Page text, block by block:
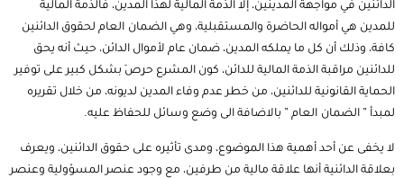
الدائنين في مواجهة المدينين، إلا الذمة المالية لهذا المدين، فالذمة المالية
للمدين هي أمواله الحاضرة والمستقبلية، وهي الضمان العام لحقوق الدائنين
كافة، وذلك أن كل ما يملكه المدين، ضمان عام لأموال الدائن، حيث أنه يحق
للدائنين مراقبة الذمة المالية للدائن، كون المشرع حرِصَ بشكل كبير على توفير
الحماية القانونية للدائنين، من خطر عدم وفاء المدين لديونه، من خلال تقريره
لمبدأ ” الضمان العام ” بالاضافة الى وضع وسائل للحفاظ عليه.
لا يخفى عن أحد أهمية هذا الموضوع، ومدى تأثيره على حقوق الدائنين، ويعرف
بعلاقة الدائنية أنها علاقة مالية من طرفين، مع وجود عنصر المسؤولية وعنصر